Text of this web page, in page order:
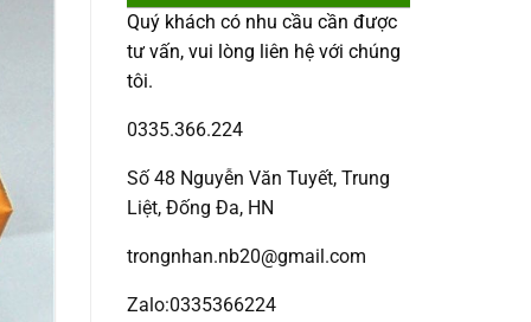
Quý khách có nhu cầu cần được
tư vấn, vui lòng liên hệ với chúng
tôi.
0335.366.224
Số 48 Nguyễn Văn Tuyết, Trung
Liệt, Đống Đa, HN
trongnhan.nb20@gmail.com
Zalo:0335366224